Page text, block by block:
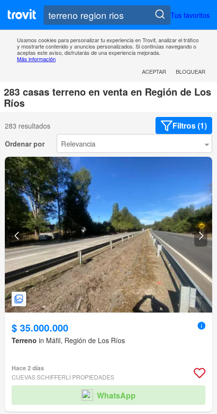
Tus favoritos
Usamos cookies para personalizar tu experiencia en Trovit, analizar el tráfico
y mostrarte contenido y anuncios personalizados. Si continúas navegando o
aceptas este aviso, disfrutarás de una experiencia mejorada.
Más información
ACEPTAR
BLOQUEAR
283 casas terreno en venta en Región de Los
Ríos
283 resultados Filtros (1)
Ordenar por
$ 35.000.000
Terreno in Máfil, Región de Los Ríos
Hace 2 días
CUEVAS SCHIFFERLI PROPIEDADES
WhatsApp